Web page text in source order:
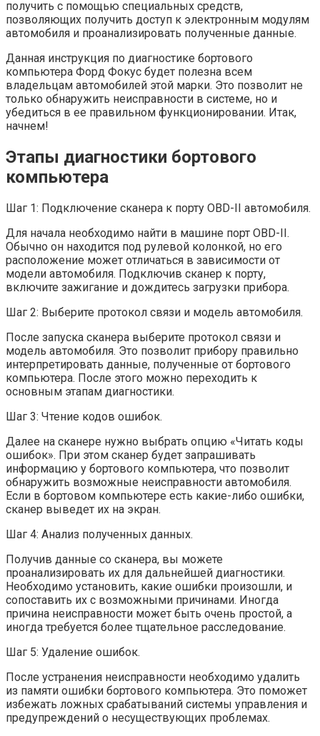
получить с помощью специальных средств,
позволяющих получить доступ к электронным модулям
автомобиля и проанализировать полученные данные.
Данная инструкция по диагностике бортового
компьютера Форд Фокус будет полезна всем
владельцам автомобилей этой марки. Это позволит не
только обнаружить неисправности в системе, но и
убедиться в ее правильном функционировании. Итак,
начнем!
Этапы диагностики бортового
компьютера
Шаг 1: Подключение сканера к порту OBD-II автомобиля.
Для начала необходимо найти в машине порт OBD-II.
Обычно он находится под рулевой колонкой, но его
расположение может отличаться в зависимости от
модели автомобиля. Подключив сканер к порту,
включите зажигание и дождитесь загрузки прибора.
Шаг 2: Выберите протокол связи и модель автомобиля.
После запуска сканера выберите протокол связи и
модель автомобиля. Это позволит прибору правильно
интерпретировать данные, полученные от бортового
компьютера. После этого можно переходить к
основным этапам диагностики.
Шаг 3: Чтение кодов ошибок.
Далее на сканере нужно выбрать опцию «Читать коды
ошибок». При этом сканер будет запрашивать
информацию у бортового компьютера, что позволит
обнаружить возможные неисправности автомобиля.
Если в бортовом компьютере есть какие-либо ошибки,
сканер выведет их на экран.
Шаг 4: Анализ полученных данных.
Получив данные со сканера, вы можете
проанализировать их для дальнейшей диагностики.
Необходимо установить, какие ошибки произошли, и
сопоставить их с возможными причинами. Иногда
причина неисправности может быть очень простой, а
иногда требуется более тщательное расследование.
Шаг 5: Удаление ошибок.
После устранения неисправности необходимо удалить
из памяти ошибки бортового компьютера. Это поможет
избежать ложных срабатываний системы управления и
предупреждений о несуществующих проблемах.